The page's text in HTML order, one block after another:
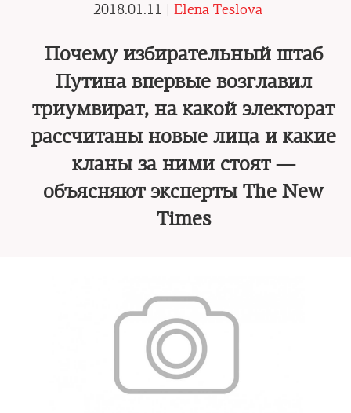
2018.01.11 | Elena Teslova
Почему избирательный штаб
Путина впервые возглавил
триумвират, на какой электорат
рассчитаны новые лица и какие
кланы за ними стоят —
объясняют эксперты The New
Times